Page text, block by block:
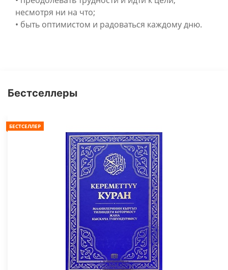
несмотря ни на что;
• быть оптимистом и радоваться каждому дню.
Бестселлеры
БЕСТСЕЛЛЕР